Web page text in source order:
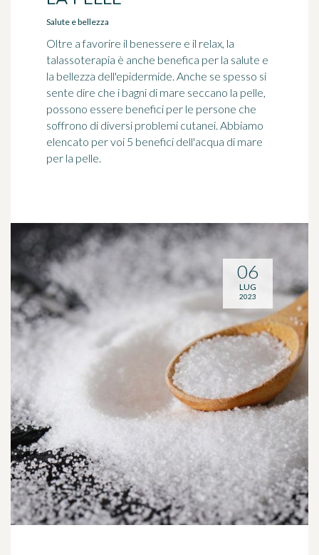
Salute e bellezza
Oltre a favorire il benessere e il relax, la
talassoterapia è anche benefica per la salute e
la bellezza dell'epidermide. Anche se spesso si
sente dire che i bagni di mare seccano la pelle,
possono essere benefici per le persone che
soffrono di diversi problemi cutanei. Abbiamo
elencato per voi 5 benefici dell'acqua di mare
per la pelle.
06
LUG
2023